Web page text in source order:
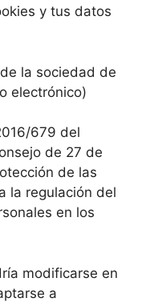
y tus datos
la sociedad de
electrónico)
679 del
de 27 de
de las
la regulación del
en los
modificarse en
a